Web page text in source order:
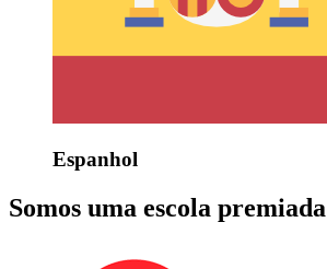
Espanhol
Somos uma escola premiada